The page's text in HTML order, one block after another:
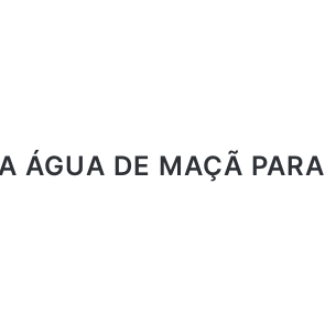
ÁGUA DE MAÇÃ PARA